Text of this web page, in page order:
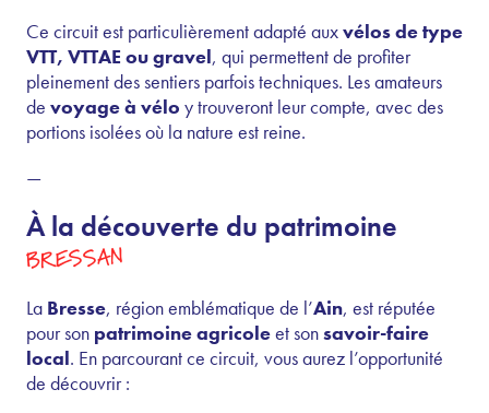
Ce circuit est particulièrement adapté auxvélos de type
VTT, VTTAE ou gravel, qui permettent de profiter
pleinement des sentiers parfois techniques. Les amateurs
de voyage à vélo y trouveront leur compte, avec des
portions isolées où la nature est reine.
—
À la découverte du patrimoine
BRESSAN
La Bresse, région emblématique de l’Ain, est réputée
pour son patrimoine agricoleet sonsavoir-faire
local. En parcourant ce circuit, vous aurez l’opportunité
de découvrir :